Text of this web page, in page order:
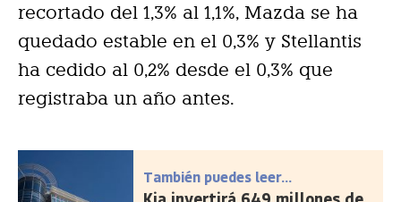
recortado del 1,3% al 1,1%, Mazda se ha
quedado estable en el 0,3% y Stellantis
ha cedido al 0,2% desde el 0,3% que
registraba un año antes.
También puedes leer...